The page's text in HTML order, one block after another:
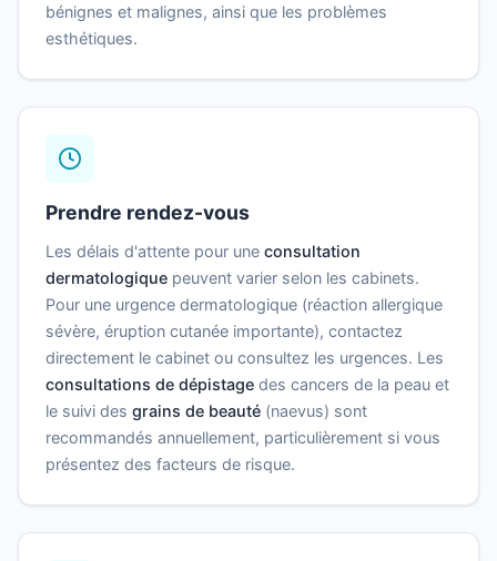
bénignes et malignes, ainsi que les problèmes
esthétiques.
Prendre rendez-vous
Les délais d'attente pour une consultation
dermatologique peuvent varier selon les cabinets.
Pour une urgence dermatologique (réaction allergique
sévère, éruption cutanée importante), contactez
directement le cabinet ou consultez les urgences. Les
consultations de dépistage des cancers de la peau et
le suivi des grains de beauté (naevus) sont
recommandés annuellement, particulièrement si vous
présentez des facteurs de risque.